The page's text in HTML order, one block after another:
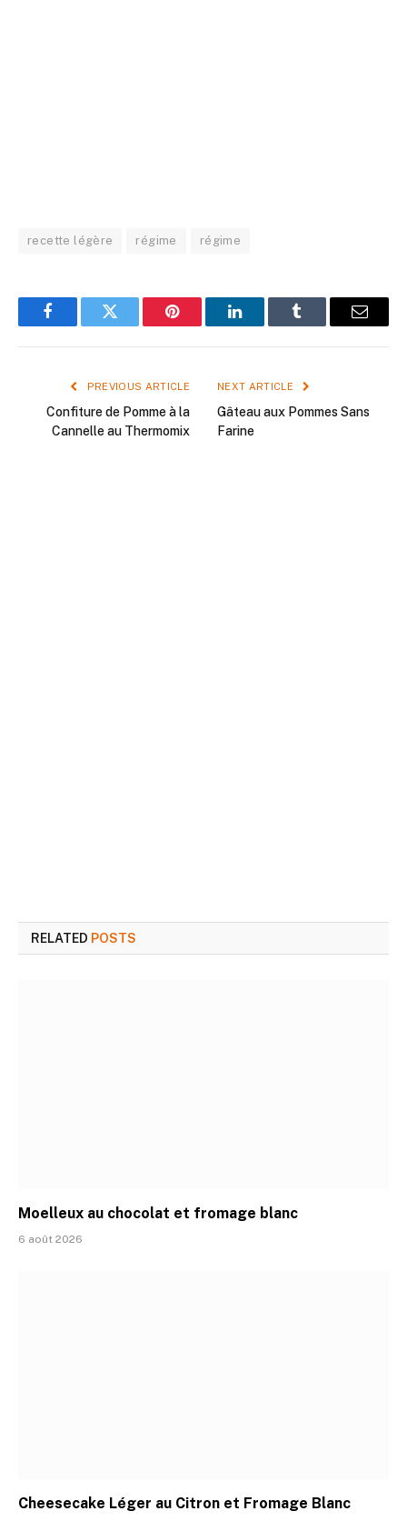
recette légère régime régime
FacebookTwitter Pinterest LinkedInTumblr Email
PREVIOUS ARTICLE
Confiture de Pomme à la
Cannelle au Thermomix
NEXT ARTICLE
Gâteau aux Pommes Sans
Farine
RELATED POSTS
Moelleux au chocolat et fromage blanc
6 août 2026
Cheesecake Léger au Citron et Fromage Blanc